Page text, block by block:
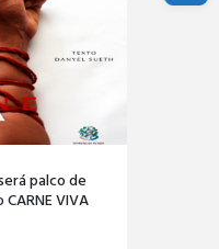
palco de
VIVA